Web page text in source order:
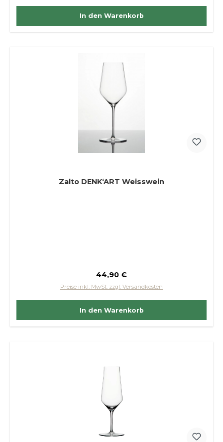
In den Warenkorb
Zalto DENK‘ART Weisswein
Regulärer Preis:
44,90 €
Preise inkl. MwSt. zzgl. Versandkosten
In den Warenkorb